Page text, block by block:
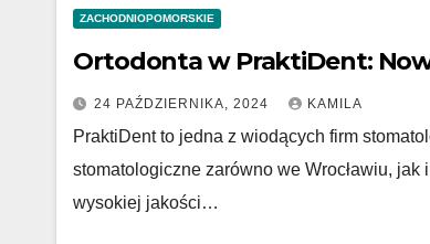
ZACHODNIOPOMORSKIE
Ortodonta w PraktiDent:
24 PAŹDZIERNIKA, 2024 KAMILA
PraktiDent to jedna z wiodących firm
stomatologiczne zarówno we Wrocławiu,
wysokiej jakości…